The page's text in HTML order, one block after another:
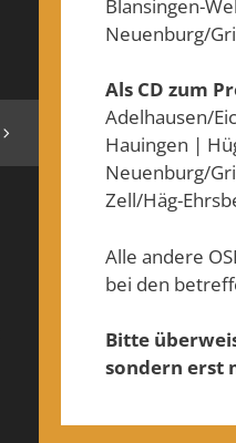
Blansingen-
Neuenburg/
Als CD zum
Adelhausen/
Hauingen |
Neuenburg/
Zell/Häg-
Alle andere
bei den
Bitte
sondern erst